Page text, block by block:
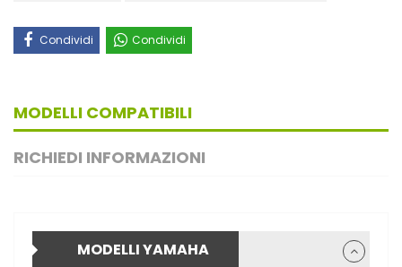
Condividi Condividi
MODELLI COMPATIBILI
RICHIEDI INFORMAZIONI
MODELLI YAMAHA